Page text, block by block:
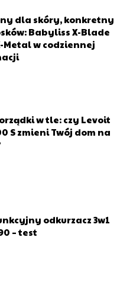
wkrótce!
aby otrzymać dostęp
osób, które z sukcesami od
to:
dla skóry, konkretny
Babyliss X-Blade
Metal w codziennej
w tle: czy Levoit
S zmieni Twój dom na
odkurzacz 3w1
– test